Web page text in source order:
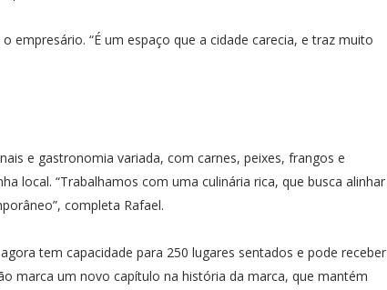
empresário. “É um espaço que a cidade carecia, e traz muito
e gastronomia variada, com carnes, peixes, frangos e
local. “Trabalhamos com uma culinária rica, que busca alinhar
completa Rafael.
tem capacidade para 250 lugares sentados e pode receber
marca um novo capítulo na história da marca, que mantém